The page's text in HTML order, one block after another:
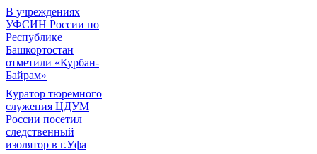
В учреждениях
УФСИН России по
Республике
Башкортостан
отметили «Курбан-
Байрам»
Куратор тюремного
служения ЦДУМ
России посетил
следственный
изолятор в г.Уфа